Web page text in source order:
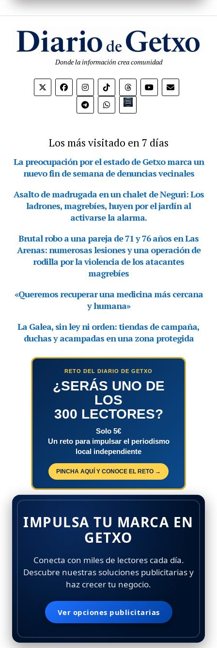
Donde la información crea comunidad
Bio.link
Los más visitado en 7 días
RETO DEL DIARIO DE GETXO
¿SERÁS UNO DE
LOS
300 LECTORES?
Solo 5€
Un reto para impulsar el periodismo
local independiente
PINCHA AQUÍ Y CONOCE EL RETO →
IMPULSA TU MARCA EN
GETXO
Conecta con miles de lectores cada día.
Descubre nuestras soluciones publicitarias y
haz crecer tu negocio.
Ver opciones publicitarias